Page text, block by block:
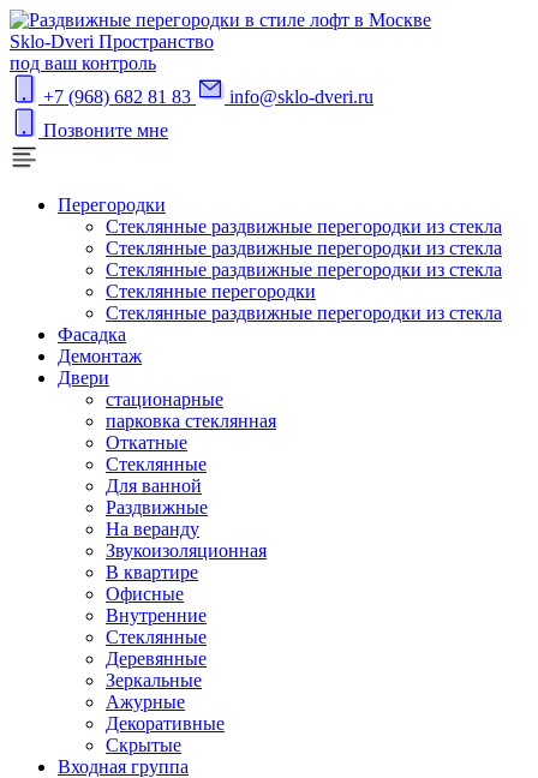
Sklo-Dveri Пространство
под ваш контроль
+7 (968) 682 81 83
info@sklo-dveri.ru
Позвоните мне
Перегородки
Стеклянные раздвижные перегородки из стекла
Стеклянные раздвижные перегородки из стекла
Стеклянные раздвижные перегородки из стекла
Стеклянные перегородки
Стеклянные раздвижные перегородки из стекла
Фасадка
Демонтаж
Двери
стационарные
парковка стеклянная
Откатные
Стеклянные
Для ванной
Раздвижные
На веранду
Звукоизоляционная
В квартире
Офисные
Внутренние
Стеклянные
Деревянные
Зеркальные
Ажурные
Декоративные
Скрытые
Входная группа